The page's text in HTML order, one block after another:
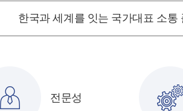
한국과 세계를 잇는 국가대표 소통
전문성